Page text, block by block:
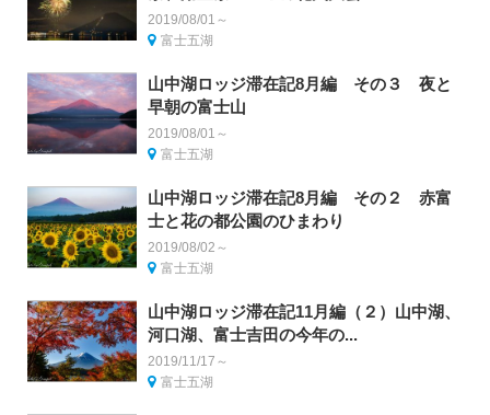
2019/08/01～
富士五湖
山中湖ロッジ滞在記8月編 その３ 夜と
早朝の富士山
2019/08/01～
富士五湖
山中湖ロッジ滞在記8月編 その２ 赤富
士と花の都公園のひまわり
2019/08/02～
富士五湖
山中湖ロッジ滞在記11月編（２）山中湖、
河口湖、富士吉田の今年の...
2019/11/17～
富士五湖